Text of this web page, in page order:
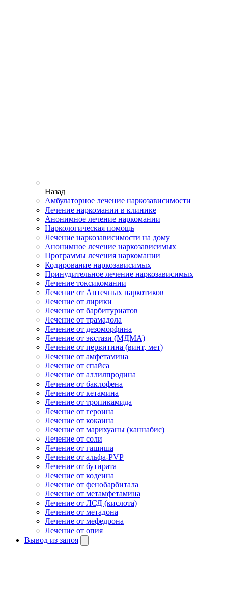
Назад
Амбулаторное лечение наркозависимости
Лечение наркомании в клинике
Анонимное лечение наркомании
Наркологическая помощь
Лечение наркозависимости на дому
Анонимное лечение наркозависимых
Программы лечения наркомании
Кодирование наркозависимых
Принудительное лечение наркозависимых
Лечение токсикомании
Лечение от Аптечных наркотиков
Лечение от лирики
Лечение от барбитуриатов
Лечение от трамадола
Лечение от дезоморфина
Лечение от экстази (МДМА)
Лечение от первитина (винт, мет)
Лечение от амфетамина
Лечение от спайса
Лечение от аллилпродина
Лечение от баклофена
Лечение от кетамина
Лечение от тропикамида
Лечение от героина
Лечение от кокаина
Лечение от марихуаны (каннабис)
Лечение от соли
Лечение от гашиша
Лечение от альфа-PVP
Лечение от бутирата
Лечение от кодеина
Лечение от фенобарбитала
Лечение от метамфетамина
Лечение от ЛСД (кислота)
Лечение от метадона
Лечение от мефедрона
Лечение от опия
Вывод из запоя